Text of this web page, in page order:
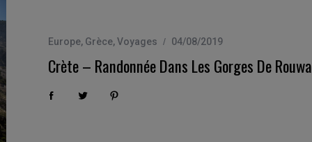
Europe, Grèce,Voyages 04/08/2019
Crète – Randonnée Dans Les Gorges De